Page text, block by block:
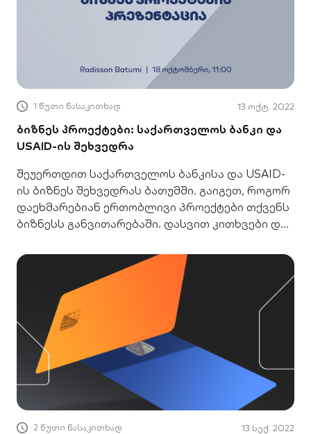
1 წუთი წასაკითხად 13 ოქტ. 2022
ბიზნეს პროექტები: საქართველოს ბანკი და
USAID-ის შეხვედრა
შეუერთდით საქართველოს ბანკისა და USAID-
ის ბიზნეს შეხვედრას ბათუმში. გაიგეთ, როგორ
დაეხმარებიან ერთობლივი პროექტები თქვენს
ბიზნესს განვითარებაში. დასვით კითხვები და
2 წუთი წასაკითხად 13 სექ. 2022